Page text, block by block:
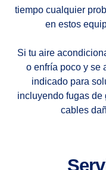
tiempo cualquier
en estos
Si tu aire
o enfría poco y se
indicado para
incluyendo fugas de
cables